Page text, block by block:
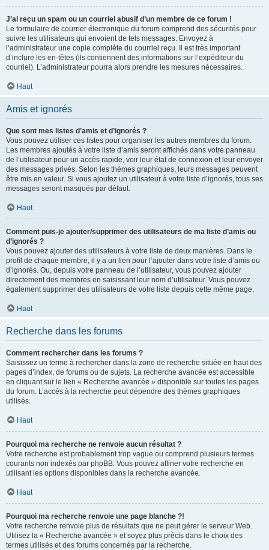
J’ai reçu un spam ou un courriel abusif d’un membre de ce forum !
Le formulaire de courrier électronique du forum comprend des sécurités pour
suivre les utilisateurs qui envoient de tels messages. Envoyez à
l’administrateur une copie complète du courriel reçu. Il est très important
d’inclure les en-têtes (ils contiennent des informations sur l’expéditeur du
courriel). L’administrateur pourra alors prendre les mesures nécessaires.
Haut
Amis et ignorés
Que sont mes listes d’amis et d’ignorés ?
Vous pouvez utiliser ces listes pour organiser les autres membres du forum.
Les membres ajoutés à votre liste d’amis seront affichés dans votre panneau
de l’utilisateur pour un accès rapide, voir leur état de connexion et leur envoyer
des messages privés. Selon les thèmes graphiques, leurs messages peuvent
être mis en valeur. Si vous ajoutez un utilisateur à votre liste d’ignorés, tous ses
messages seront masqués par défaut.
Haut
Comment puis-je ajouter/supprimer des utilisateurs de ma liste d’amis ou
d’ignorés ?
Vous pouvez ajouter des utilisateurs à votre liste de deux manières. Dans le
profil de chaque membre, il y a un lien pour l’ajouter dans votre liste d’amis ou
d’ignorés. Ou, depuis votre panneau de l’utilisateur, vous pouvez ajouter
directement des membres en saisissant leur nom d’utilisateur. Vous pouvez
également supprimer des utilisateurs de votre liste depuis cette même page.
Haut
Recherche dans les forums
Comment rechercher dans les forums ?
Saisissez un terme à rechercher dans la zone de recherche située en haut des
pages d’index, de forums ou de sujets. La recherche avancée est accessible
en cliquant sur le lien « Recherche avancée » disponible sur toutes les pages
du forum. L’accès à la recherche peut dépendre des thèmes graphiques
utilisés.
Haut
Pourquoi ma recherche ne renvoie aucun résultat ?
Votre recherche est probablement trop vague ou comprend plusieurs termes
courants non indexés par phpBB. Vous pouvez affiner votre recherche en
utilisant les options disponibles dans la recherche avancée.
Haut
Pourquoi ma recherche renvoie une page blanche ?!
Votre recherche renvoie plus de résultats que ne peut gérer le serveur Web.
Utilisez la « Recherche avancée » et soyez plus précis dans le choix des
termes utilisés et des forums concernés par la recherche.